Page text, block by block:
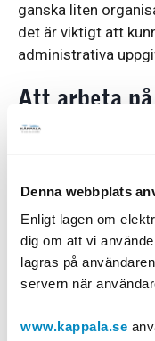
Denna webbplats
Enligt lagen om
dig om att vi
lagras på
servern när
www.kappala.se
ganska liten
det är viktigt att
administrativa
Att arbeta
Käppalaförbundet
över, som gör en
arbetar aktivt i
och miljö. På
på frihet under
livet och erbjuder
friskvårdsbidrag
anställda.